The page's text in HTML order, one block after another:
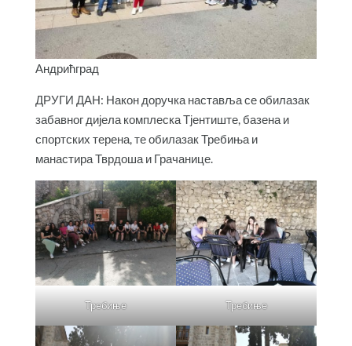
Андрићград
ДРУГИ ДАН: Након доручка наставља се обилазак
забавног дијела комплеска Тјентиште, базена и
спортских терена, те обилазак Требиња и
манастира Тврдоша и Грачанице.
Требиње Требиње